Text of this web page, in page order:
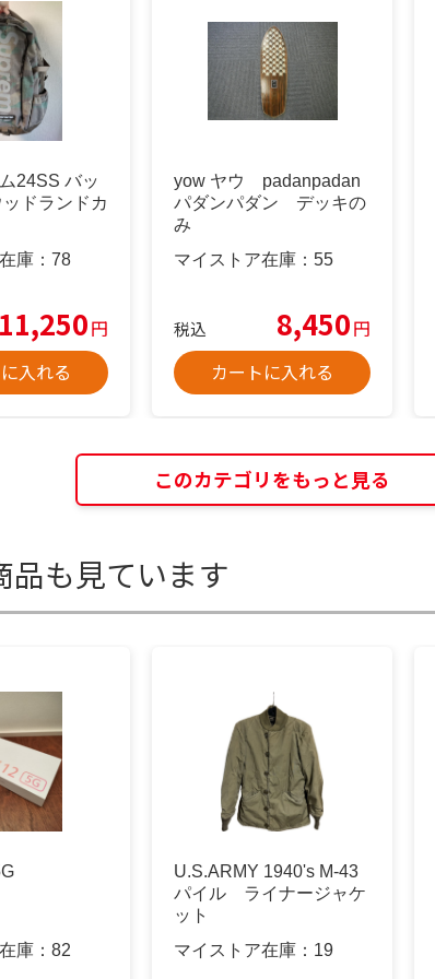
24SS バッ
ドランドカ
庫： 78
11,250円
入れる
yow ヤウ padanpadan
パダンパダン デッキの
み
マイストア在庫： 55
税込 8,450円
カートに入れる
このカテゴリをもっと見る
品も見ています
庫： 82
U.S.ARMY 1940's M-43
パイル ライナージャケ
ット
マイストア在庫： 19